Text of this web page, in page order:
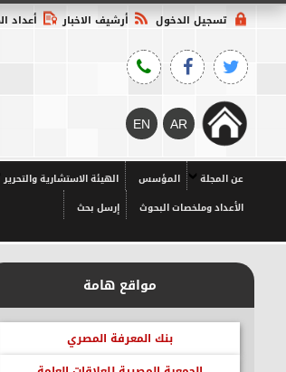
تسجيل الدخول أرشيف الاخبار أعداد
عن المجلة المؤسس الهيئة الاستشارية والتحرير
الأعداد وملخصات البحوث
إرسل بحث
مواقع هامة
بنك المعرفة المصري